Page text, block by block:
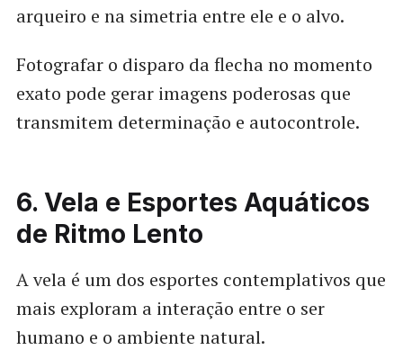
arqueiro e na simetria entre ele e o alvo.
Fotografar o disparo da flecha no momento
exato pode gerar imagens poderosas que
transmitem determinação e autocontrole.
6. Vela e Esportes Aquáticos
de Ritmo Lento
A vela é um dos esportes contemplativos que
mais exploram a interação entre o ser
humano e o ambiente natural.